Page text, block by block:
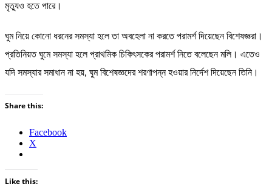
মৃত্যুও হতে পারে।
ঘুম নিয়ে কোনো ধরনের সমস্যা হলে তা অবহেলা না করতে পরামর্শ দিয়েছেন বিশেষজ্ঞরা।
প্রতিনিয়ত ঘুমে সমস্যা হলে প্রাথমিক চিকিৎসকের পরামর্শ নিতে বলেছেন মলি। এতেও
যদি সমস্যার সমাধান না হয়, ঘুম বিশেষজ্ঞদের শরণাপন্ন হওয়ার নির্দেশ দিয়েছেন তিনি।
Share this:
Facebook
X
Like this: